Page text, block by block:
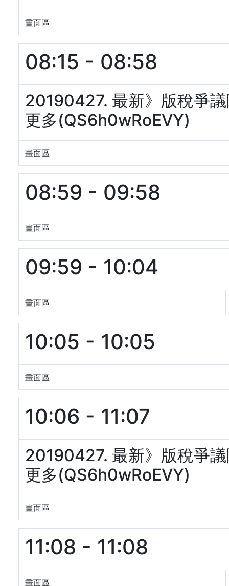
畫面區
08:15 - 08:58
20190427. 最新》版稅爭
更多(QS6h0wRoEVY)
畫面區
08:59 - 09:58
畫面區
09:59 - 10:04
畫面區
10:05 - 10:05
畫面區
10:06 - 11:07
20190427. 最新》版稅爭
更多(QS6h0wRoEVY)
畫面區
11:08 - 11:08
畫面區